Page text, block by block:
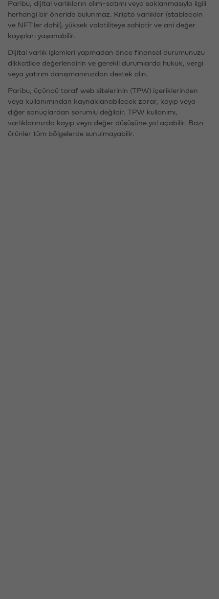
Paribu, dijital varlıkların alım-satımı veya saklanmasıyla ilgili
herhangi bir öneride bulunmaz. Kripto varlıklar (stablecoin
ve NFT'ler dahil), yüksek volatiliteye sahiptir ve ani değer
kayıpları yaşanabilir.
Dijital varlık işlemleri yapmadan önce finansal durumunuzu
dikkatlice değerlendirin ve gerekli durumlarda hukuk, vergi
veya yatırım danışmanınızdan destek alın.
Paribu, üçüncü taraf web sitelerinin (TPW) içeriklerinden
veya kullanımından kaynaklanabilecek zarar, kayıp veya
diğer sonuçlardan sorumlu değildir. TPW kullanımı,
varlıklarınızda kayıp veya değer düşüşüne yol açabilir. Bazı
ürünler tüm bölgelerde sunulmayabilir.